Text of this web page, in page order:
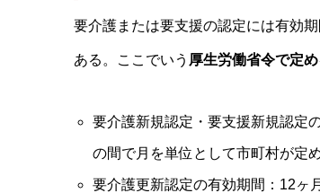
要介護または要支援の認定には有効
ある。ここでいう 厚生労働省令で定
要介護新規認定・要支援新規認定
の間で月を単位として市町村が定
要介護更新認定の有効期間：12ヶ